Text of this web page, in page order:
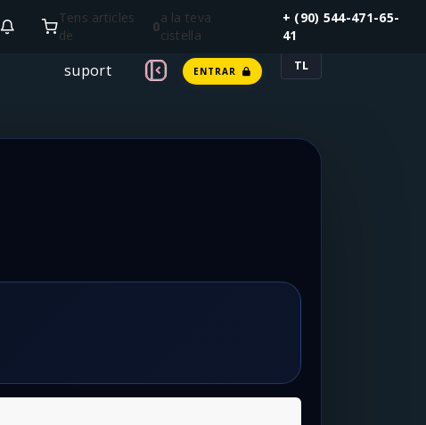
Tens articles
de
0
a la teva
cistella
+ (90) 544-471-65-
41
suport ENTRAR TL